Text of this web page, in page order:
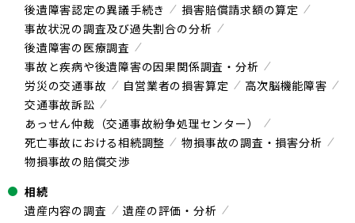
後遺障害認定の異議手続き
損害賠償請求額の算定
事故状況の調査及び過失割合の分析
後遺障害の医療調査
事故と疾病や後遺障害の因果関係調査・分析
労災の交通事故
自営業者の損害算定
高次脳機能障害
交通事故訴訟
あっせん仲裁（交通事故紛争処理センター）
死亡事故における相続調整
物損事故の調査・損害分析
物損事故の賠償交渉
相続
遺産内容の調査
遺産の評価・分析